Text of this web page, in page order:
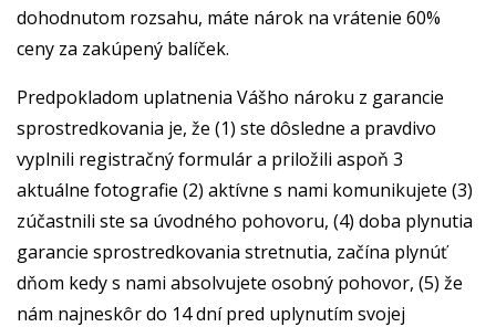
dohodnutom rozsahu, máte nárok na vrátenie 60%
ceny za zakúpený balíček.
Predpokladom uplatnenia Vášho nároku z garancie
sprostredkovania je, že (1) ste dôsledne a pravdivo
vyplnili registračný formulár a priložili aspoň 3
aktuálne fotografie (2) aktívne s nami komunikujete (3)
zúčastnili ste sa úvodného pohovoru, (4) doba plynutia
garancie sprostredkovania stretnutia, začína plynúť
dňom kedy s nami absolvujete osobný pohovor, (5) že
nám najneskôr do 14 dní pred uplynutím svojej